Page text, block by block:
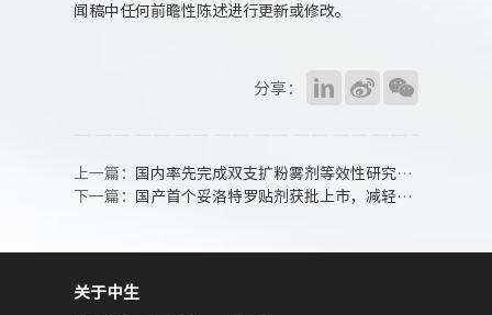
闻稿中任何前瞻性陈述进行更新或修改。
分享：
上一篇：
国内率先完成双支扩粉雾剂等效性研究，呼吸领域又一重要品种上市申请获受理
下一篇：
国产首个妥洛特罗贴剂获批上市，减轻气道阻塞性疾病“呼吸之痛”
关于中生